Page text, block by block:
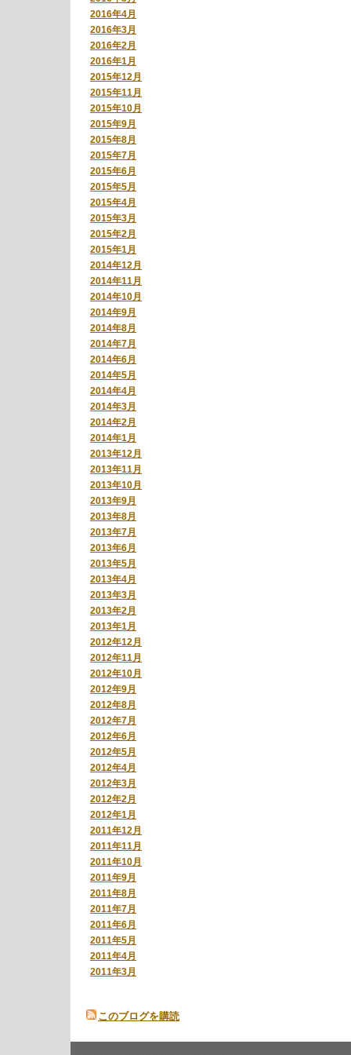
2016年4月
2016年3月
2016年2月
2016年1月
2015年12月
2015年11月
2015年10月
2015年9月
2015年8月
2015年7月
2015年6月
2015年5月
2015年4月
2015年3月
2015年2月
2015年1月
2014年12月
2014年11月
2014年10月
2014年9月
2014年8月
2014年7月
2014年6月
2014年5月
2014年4月
2014年3月
2014年2月
2014年1月
2013年12月
2013年11月
2013年10月
2013年9月
2013年8月
2013年7月
2013年6月
2013年5月
2013年4月
2013年3月
2013年2月
2013年1月
2012年12月
2012年11月
2012年10月
2012年9月
2012年8月
2012年7月
2012年6月
2012年5月
2012年4月
2012年3月
2012年2月
2012年1月
2011年12月
2011年11月
2011年10月
2011年9月
2011年8月
2011年7月
2011年6月
2011年5月
2011年4月
2011年3月
このブログを購読